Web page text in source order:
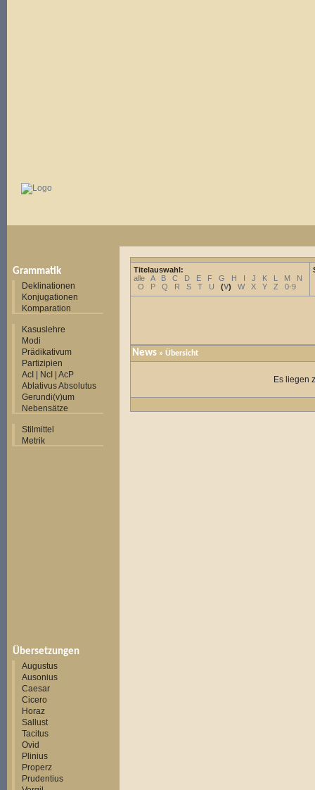
Grammatik
Deklinationen
Konjugationen
Komparation
Kasuslehre
Modi
Prädikativum
Partizipien
AcI | NcI | AcP
Ablativus Absolutus
Gerundi(v)um
Nebensätze
Stilmittel
Metrik
Übersetzungen
Augustus
Ausonius
Caesar
Cicero
Horaz
Sallust
Tacitus
Ovid
Plinius
Properz
Prudentius
Titelauswahl:
alle
A B C D E F G H I J K L M
N
O
P Q R S T U (V) W X Y Z 0-9
News » Übersicht
Es liegen